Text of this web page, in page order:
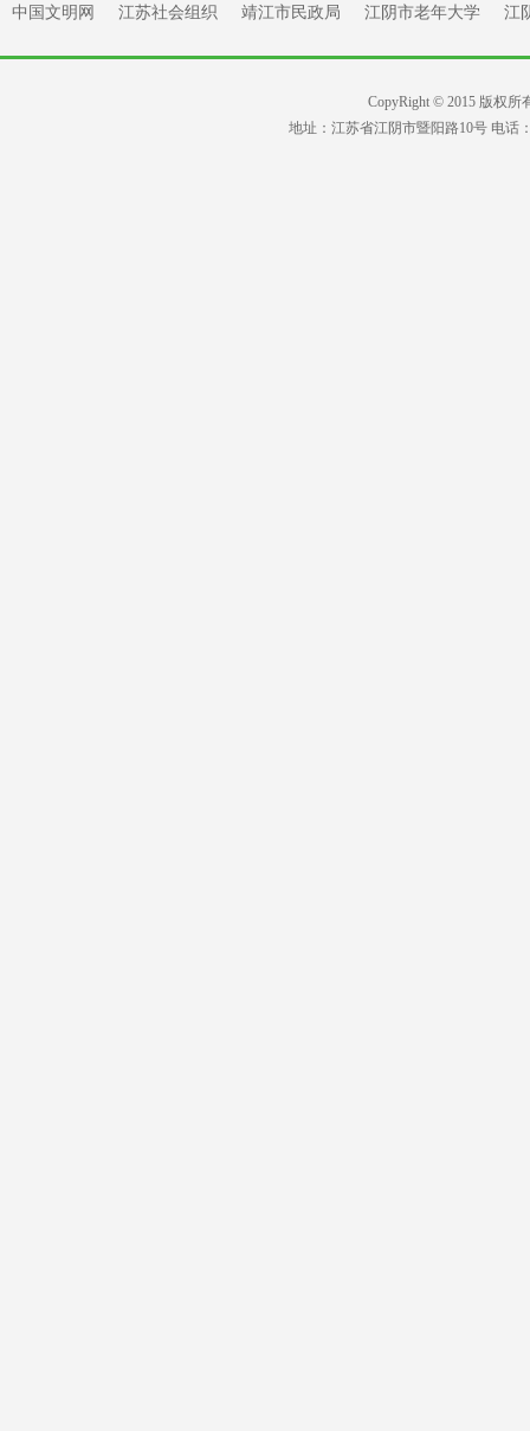
中国文明网 江苏社会组织 靖江市民政局 江阴市老年大学 江
CopyRight © 2015 版权所
地址：江苏省江阴市暨阳路10号 电话